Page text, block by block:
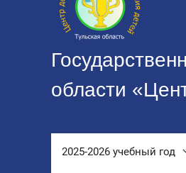
области
2025-2026 учебный год